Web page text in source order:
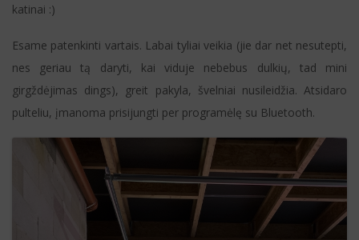
katinai :)
Esame patenkinti vartais. Labai tyliai veikia (jie dar net nesutepti,
nes geriau tą daryti, kai viduje nebebus dulkių, tad mini
girgždėjimas dings), greit pakyla, švelniai nusileidžia. Atsidaro
pulteliu, įmanoma prisijungti per programėlę su Bluetooth.